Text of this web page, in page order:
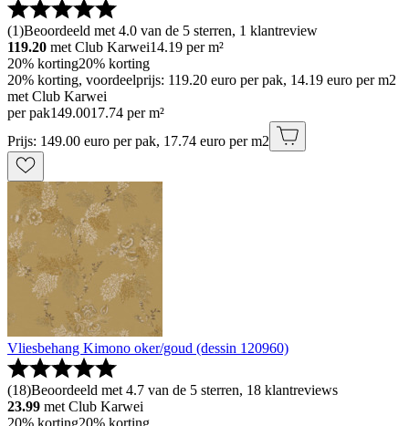
(1)Beoordeeld met 4.0 van de 5 sterren, 1 klantreview
119.20 met Club Karwei14.19 per m²
20% korting20% korting
20% korting, voordeelprijs: 119.20 euro per pak, 14.19 euro per m2
met Club Karwei
per pak149.0017.74 per m²
Prijs: 149.00 euro per pak, 17.74 euro per m2
Vliesbehang Kimono oker/goud (dessin 120960)
(18)Beoordeeld met 4.7 van de 5 sterren, 18 klantreviews
23.99 met Club Karwei